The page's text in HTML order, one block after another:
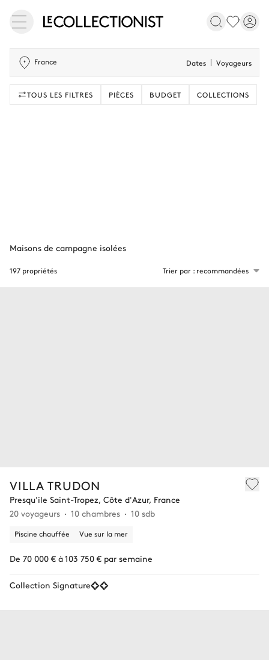
France Dates Voyageurs
TOUS LES FILTRES PIÈCES BUDGET COLLECTIONS
VILLA TRUDON
Presqu'ile Saint-Tropez, Côte d'Azur, France
20 voyageurs
10 chambres 10 sdb
Piscine chauffée Vue sur la mer
De 70 000 € à 103 750 € par semaine
Collection Signature
197 propriétés Trier par : recommandées
Maisons de campagne isolées